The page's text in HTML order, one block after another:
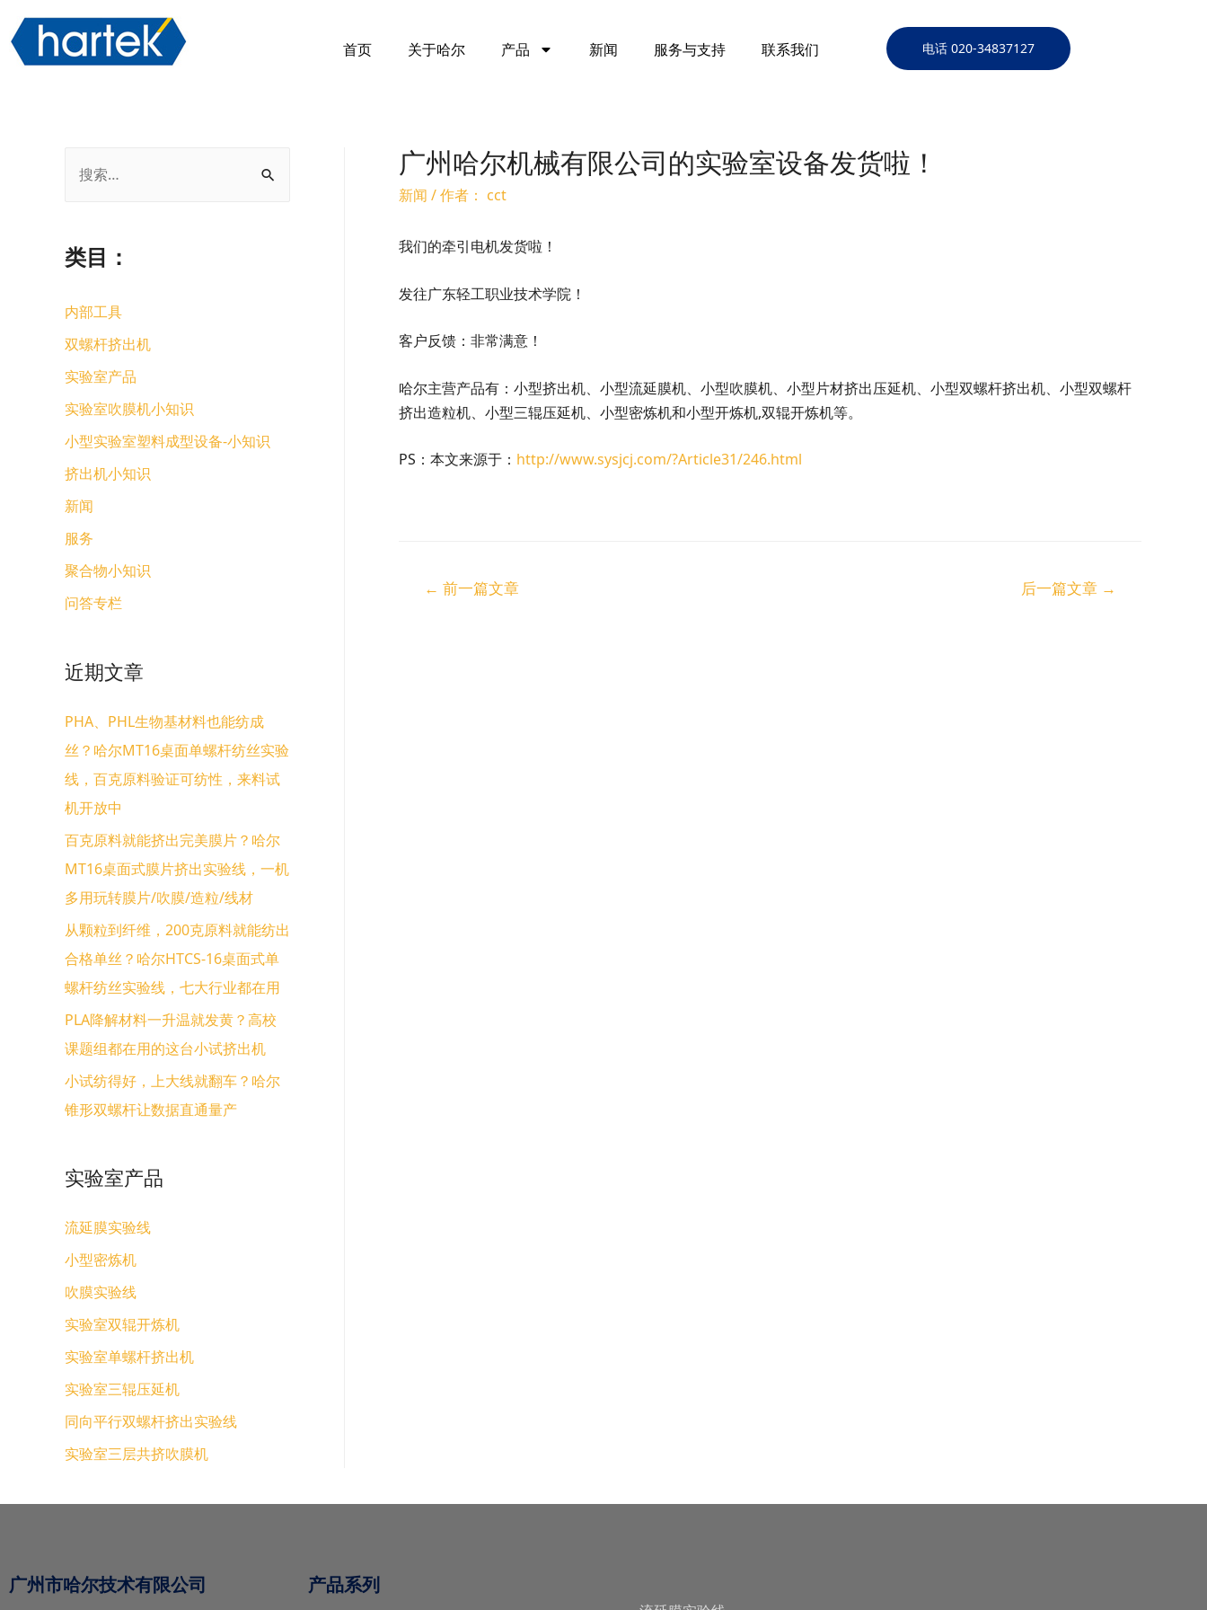
首页 关于哈尔 产品 新闻 服务与支持 联系我们 电话 020-34837127
类目：
内部工具
双螺杆挤出机
实验室产品
实验室吹膜机小知识
小型实验室塑料成型设备-小知识
挤出机小知识
新闻
服务
聚合物小知识
问答专栏
近期文章
PHA、PHL生物基材料也能纺成
丝？哈尔MT16桌面单螺杆纺丝实验
线，百克原料验证可纺性，来料试
机开放中
百克原料就能挤出完美膜片？哈尔
MT16桌面式膜片挤出实验线，一机
多用玩转膜片/吹膜/造粒/线材
从颗粒到纤维，200克原料就能纺出
合格单丝？哈尔HTCS-16桌面式单
螺杆纺丝实验线，七大行业都在用
PLA降解材料一升温就发黄？高校
课题组都在用的这台小试挤出机
小试纺得好，上大线就翻车？哈尔
锥形双螺杆让数据直通量产
实验室产品
流延膜实验线
小型密炼机
吹膜实验线
实验室双辊开炼机
实验室单螺杆挤出机
实验室三辊压延机
同向平行双螺杆挤出实验线
实验室三层共挤吹膜机
广州哈尔机械有限公司的实验室设备发货啦！
新闻 / 作者： cct
我们的牵引电机发货啦！
发往广东轻工职业技术学院！
客户反馈：非常满意！
哈尔主营产品有：小型挤出机、小型流延膜机、小型吹膜机、小型片材挤出压延机、小型双螺杆挤出机、小型双螺杆
挤出造粒机、小型三辊压延机、小型密炼机和小型开炼机,双辊开炼机等。
PS：本文来源于： http://www.sysjcj.com/?Article31/246.html
← 前一篇文章 后一篇文章 →
广州市哈尔技术有限公司
产品系列